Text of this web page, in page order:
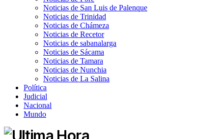
Noticias de San Luis de Palenque
Noticias de Trinidad
Noticias de Chámeza
Noticias de Recetor
Noticias de sabanalarga
Noticias de Sácama
Noticias de Tamara
Noticias de Nunchia
Noticias de La Salina
Política
Judicial
Nacional
Mundo